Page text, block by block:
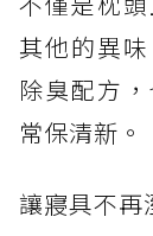
其他的異
除臭配方
常保清新。
讓寢具不再